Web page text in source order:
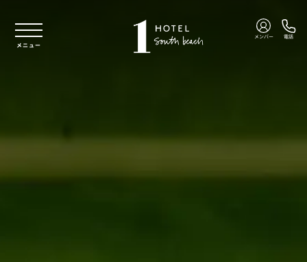
メニュー
メンバー 電話